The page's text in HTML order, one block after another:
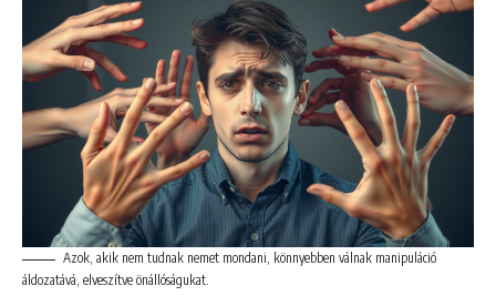
Azok, akik nem tudnak nemet mondani, könnyebben válnak manipuláció
áldozatává, elveszítve önállóságukat.